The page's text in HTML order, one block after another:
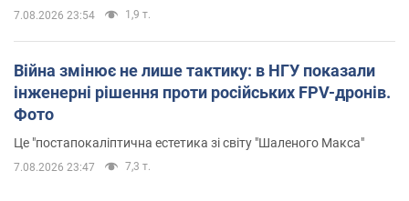
7.08.2026 23:54 1,9 т.
Війна змінює не лише тактику: в НГУ показали
інженерні рішення проти російських FPV-дронів.
Фото
Це "постапокаліптична естетика зі світу "Шаленого Макса"
7.08.2026 23:47 7,3 т.